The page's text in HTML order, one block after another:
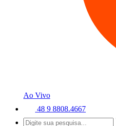
Ao Vivo
48 9 8808.4667